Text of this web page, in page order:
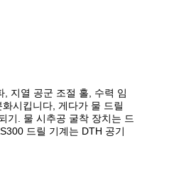
지열 공군 조절 홀, 수력 임
시킵니다, 게다가 물 드릴
기. 물 시추공 굴착 장치는 드
드릴 기계는 DTH 공기